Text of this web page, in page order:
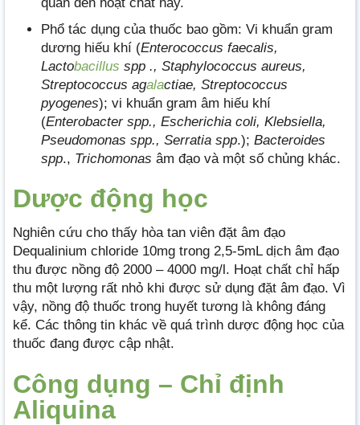
Phổ tác dụng của thuốc bao gồm: Vi khuẩn gram
dương hiếu khí (Enterococcus faecalis,
Lactobacillus spp ., Staphylococcus aureus,
Streptococcus agalactiae, Streptococcus
pyogenes); vi khuẩn gram âm hiếu khí
(Enterobacter spp., Escherichia coli, Klebsiella,
Pseudomonas spp., Serratia spp.); Bacteroides
spp., Trichomonas âm đạo và một số chủng khác.
Dược động học
Nghiên cứu cho thấy hòa tan viên đặt âm đạo
Dequalinium chloride 10mg trong 2,5-5mL dịch âm đạo
thu được nồng độ 2000 – 4000 mg/l. Hoạt chất chỉ hấp
thu một lượng rất nhỏ khi được sử dụng đặt âm đạo. Vì
vậy, nồng độ thuốc trong huyết tương là không đáng
kể. Các thông tin khác về quá trình dược động học của
thuốc đang được cập nhật.
Công dụng – Chỉ định
Aliquina